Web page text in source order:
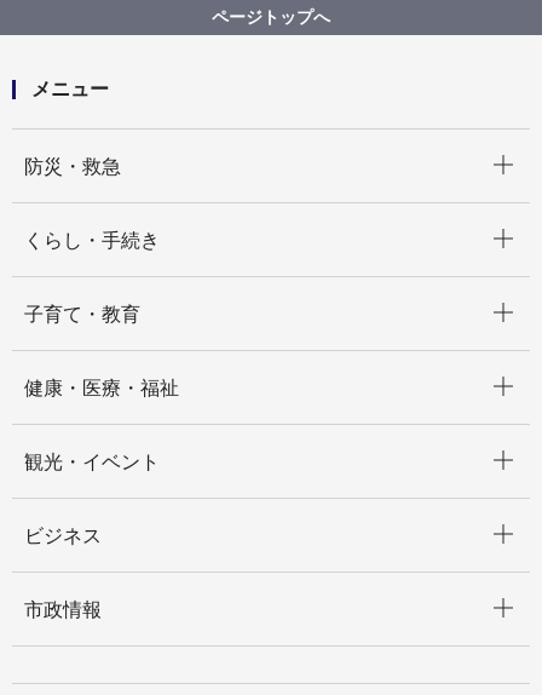
空き家の発生を抑制するための特例措置（空き家の譲
渡所得の3,000万円特別控除）
ページトップへ
メニュー
防災・救急
くらし・手続き
子育て・教育
健康・医療・福祉
観光・イベント
ビジネス
市政情報